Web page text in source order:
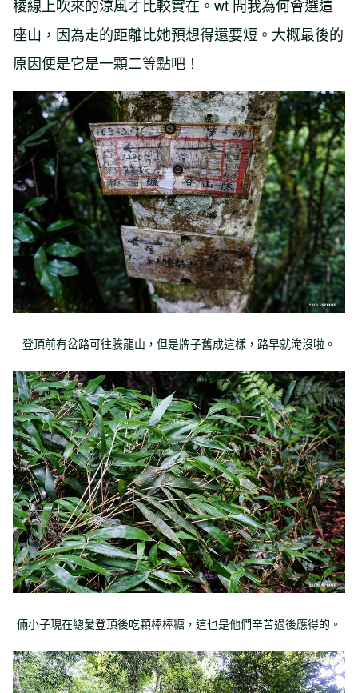
稜線上吹來的涼風才比較實在。wt 問我為何會選這
座山，因為走的距離比她預想得還要短。大概最後的
原因便是它是一顆二等點吧！
登頂前有岔路可往騰龍山，但是牌子舊成這樣，路早就淹沒啦。
倆小子現在總愛登頂後吃顆棒棒糖，這也是他們辛苦過後應得的。